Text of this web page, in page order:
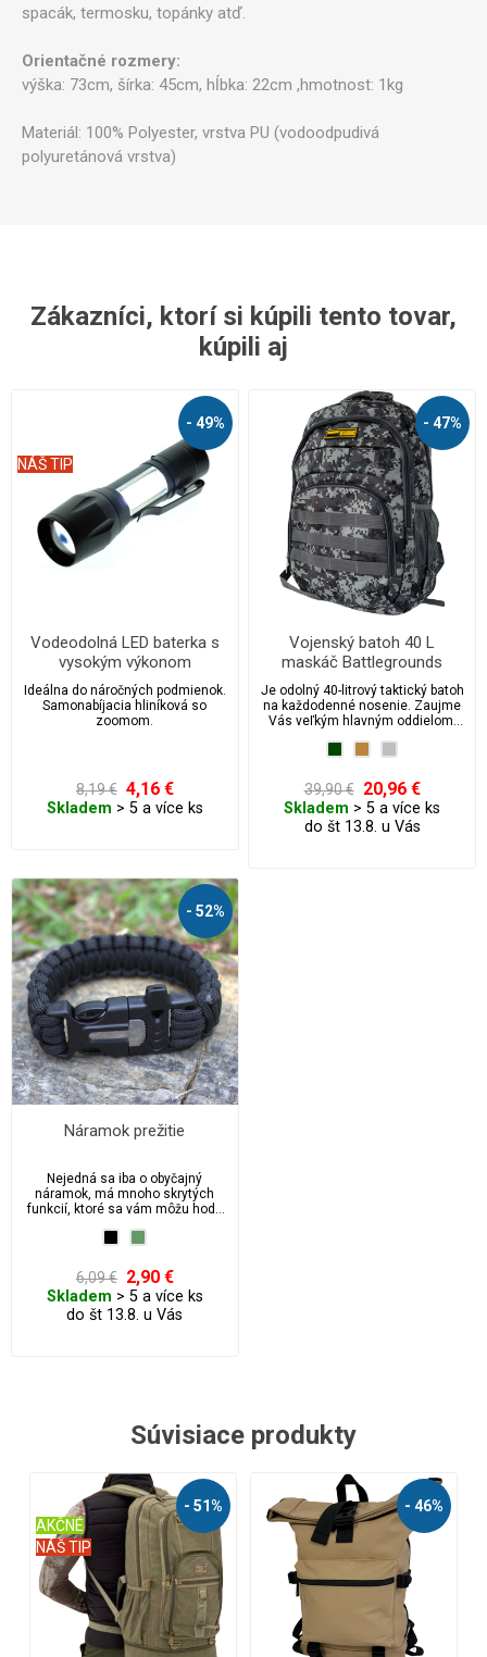
spacák, termosku, topánky atď.
Orientačné rozmery:
výška: 73cm, šírka: 45cm, hĺbka: 22cm ,hmotnost: 1kg
Materiál: 100% Polyester, vrstva PU (vodoodpudivá
polyuretánová vrstva)
Zákazníci, ktorí si kúpili tento tovar,
kúpili aj
- 49%
NÁŠ TIP
Vodeodolná LED baterka s
vysokým výkonom
Ideálna do náročných podmienok.
Samonabíjacia hliníková so
zoomom.
8,19 € 4,16 €
Skladem > 5 a více ks
- 47%
Vojenský batoh 40 L
maskáč Battlegrounds
Je odolný 40-litrový taktický batoh
na každodenné nosenie. Zaujme
Vás veľkým hlavným oddielom,
niekoľkých farebných druhov
maskovania. Velcro panel na
prilepenie nášivky.
39,90 € 20,96 €
Skladem > 5 a více ks
do št 13.8. u Vás
- 52%
Náramok prežitie
Nejedná sa iba o obyčajný
náramok, má mnoho skrytých
funkcií, ktoré sa vám môžu hodiť
6,09 € 2,90 €
Skladem > 5 a více ks
do št 13.8. u Vás
Súvisiace produkty
- 46% - 55%